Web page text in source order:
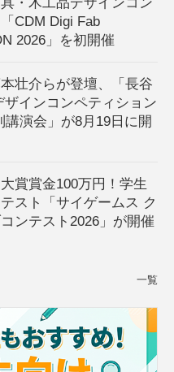
CDM Digi Fab
2026」を初開催
壮介らが登壇、「長谷
ザインコンペティション
講演会」が8月19日に開
大賞賞金100万円！学生
スト「サイゲームス ク
ンテスト2026」が開催
一覧